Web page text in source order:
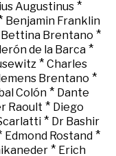
Augustinus*
Benjamin Franklin
Bettina Brentano *
de la Barca*
* Charles
Brentano *
Colón * Dante
Raoult * Diego
* Dr Bashir
Edmond Rostand *
* Erich